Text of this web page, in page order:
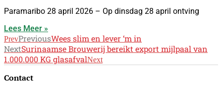
Paramaribo 28 april 2026 – Op dinsdag 28 april ontving
Lees Meer »
PrevPreviousWees slim en lever ‘m in
NextSurinaamse Brouwerij bereikt export mijlpaal van
1.000.000 KG glasafvalNext
Contact